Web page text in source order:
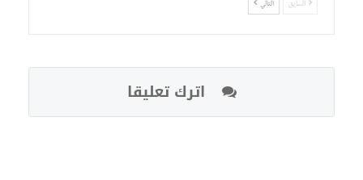
السابق التالي
اترك تعليقا